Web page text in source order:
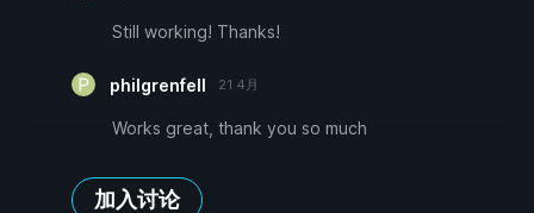
Still working! Thanks!
philgrenfell 21 4月
Works great, thank you so much
加入讨论